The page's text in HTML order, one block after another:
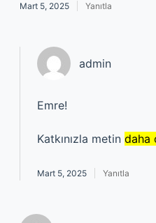
Mart 5, 2025 Yanıtla
admin
Emre!
Katkınızla metin daha
Mart 5, 2025 Yanıtla